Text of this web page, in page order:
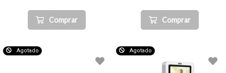
Comprar Comprar
Agotado Agotado